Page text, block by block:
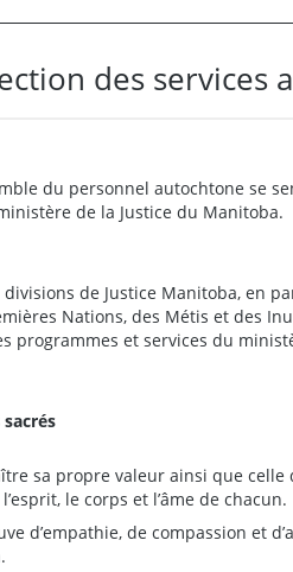
des services
du personnel autochtone se
de la Justice du Manitoba.
de Justice Manitoba, en
Nations, des Métis et des
programmes et services du
sa propre valeur ainsi que
le corps et l’âme de chacun.
d’empathie, de compassion et